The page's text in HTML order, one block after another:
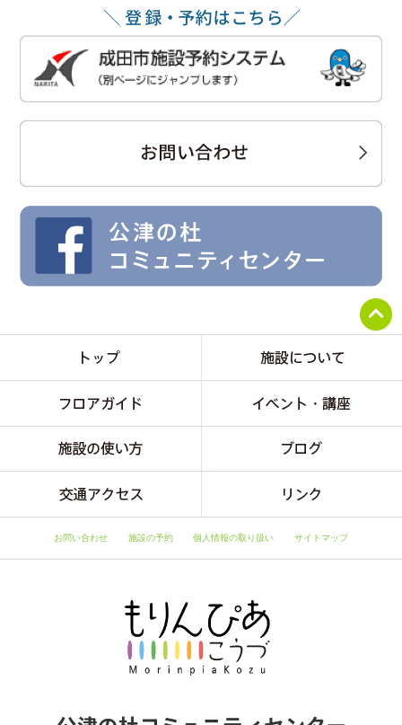
お問い合わせ 施設の予約 個人情報の取り扱い サイトマップ